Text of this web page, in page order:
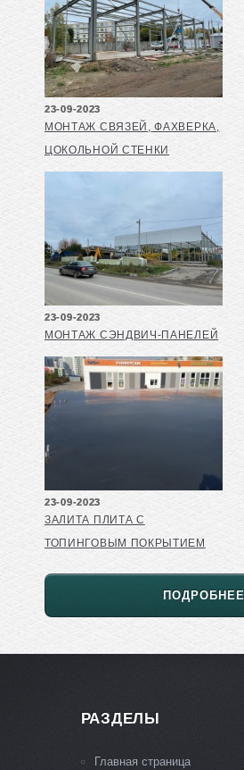
23-09-2023
МОНТАЖ СВЯЗЕЙ, ФАХВЕРКА,
ЦОКОЛЬНОЙ СТЕНКИ
23-09-2023
МОНТАЖ СЭНДВИЧ-ПАНЕЛЕЙ
23-09-2023
ЗАЛИТА ПЛИТА С
ТОПИНГОВЫМ ПОКРЫТИЕМ
ПОДРОБНЕЕ
РАЗДЕЛЫ
Главная страница